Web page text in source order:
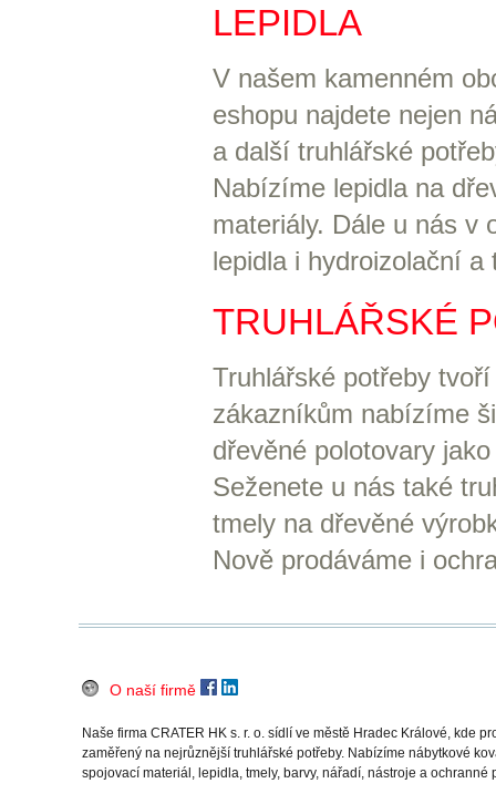
LEPIDLA
V našem kamenném
eshopu najdete nejen
a další truhlářské
Nabízíme lepidla na
materiály. Dále u nás v
lepidla i hydroizolační
TRUHLÁŘSKÉ
Truhlářské potřeby
zákazníkům nabízíme
dřevěné polotovary
Seženete u nás také
tmely na dřevěné
Nově prodáváme i
O naší firmě
Naše firma CRATER HK s. r. o. sídlí ve městě Hradec Králové, kde
zaměřený na nejrůznější truhlářské potřeby. Nabízíme nábytkové
spojovací materiál, lepidla, tmely, barvy, nářadí, nástroje a ochranné